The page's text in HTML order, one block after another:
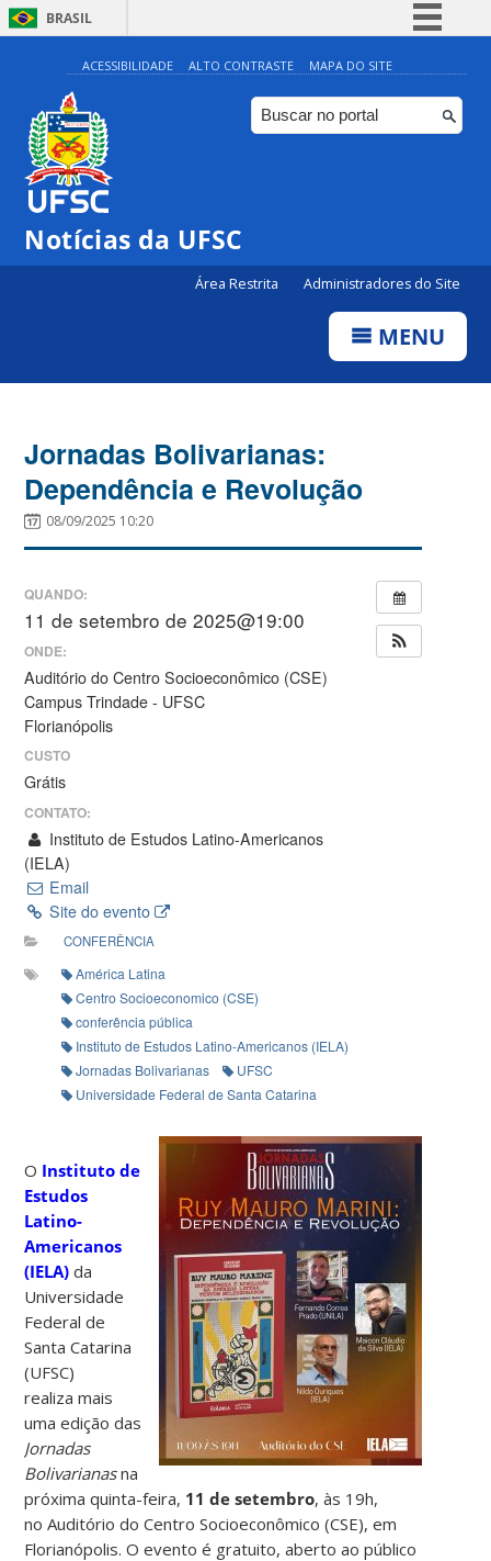
BRASIL
Simplifique!
Comunica BR
Participe
ACESSIBILIDADE ALTO CONTRASTE MAPA DO SITE
Notícias da UFSC
Área Restrita Administradores do Site
MENU
Jornadas Bolivarianas:
Dependência e Revolução
08/09/2025 10:20
QUANDO:
11 de setembro de 2025@19:00
ONDE:
Auditório do Centro Socioeconômico (CSE)
Campus Trindade - UFSC
Florianópolis
CUSTO
Grátis
CONTATO:
Instituto de Estudos Latino-Americanos
(IELA)
Email
Site do evento
CONFERÊNCIA
América Latina
Centro Socioeconomico (CSE)
conferência pública
Instituto de Estudos Latino-Americanos (IELA)
Jornadas Bolivarianas
UFSC
Universidade Federal de Santa Catarina
O Instituto de
Estudos
Latino-
Americanos
(IELA) da
Universidade
Federal de
Santa Catarina
(UFSC)
realiza mais
uma edição das
Jornadas
Bolivarianasna
próxima quinta-feira, 11 de setembro, às 19h,
no Auditório do Centro Socioeconômico (CSE), em
Florianópolis. O evento é gratuito, aberto ao público